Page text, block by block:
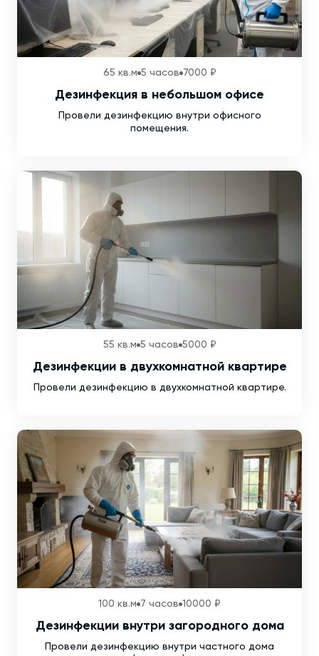
65 кв.м 5 часов 7000 ₽
Дезинфекция в небольшом офисе
Провели дезинфекцию внутри офисного
помещения.
55 кв.м 5 часов 5000 ₽
Дезинфекции в двухкомнатной квартире
Провели дезинфекцию в двухкомнатной квартире.
100 кв.м 7 часов 10000 ₽
Дезинфекции внутри загородного дома
Провели дезинфекцию внутри частного дома